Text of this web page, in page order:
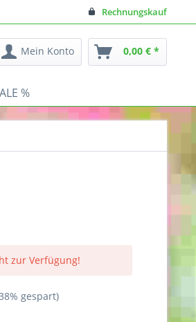
Rechnungskauf
Mein Konto 0,00 € *
%
zur Verfügung!
gespart)